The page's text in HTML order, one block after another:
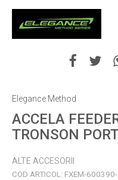
Elegance Method
ACCELA
TRONSON
ALTE ACCESORII
COD ARTICOL: FXEM-